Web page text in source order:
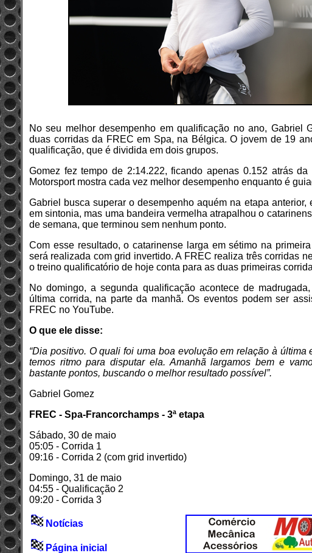
No seu melhor desempenho em qualificação no ano, Gabriel
duas corridas da FREC em Spa, na Bélgica. O jovem de 19
qualificação, que é dividida em dois grupos.
Gomez fez tempo de 2:14.222, ficando apenas 0.152 atrás
Motorsport mostra cada vez melhor desempenho enquanto é
Gabriel busca superar o desempenho aquém na etapa
em sintonia, mas uma bandeira vermelha atrapalhou o
de semana, que terminou sem nenhum ponto.
Com esse resultado, o catarinense larga em sétimo na
será realizada com grid invertido. A FREC realiza três corridas
o treino qualificatório de hoje conta para as duas primeiras
No domingo, a segunda qualificação acontece de
última corrida, na parte da manhã. Os eventos podem ser
FREC no YouTube.
O que ele disse:
“Dia positivo. O quali foi uma boa evolução em relação à
temos ritmo para disputar ela. Amanhã largamos bem e
bastante pontos, buscando o melhor resultado possível”.
Gabriel Gomez
FREC - Spa-Francorchamps - 3ª etapa
Sábado, 30 de maio
05:05 - Corrida 1
09:16 - Corrida 2 (com grid invertido)
Domingo, 31 de maio
04:55 - Qualificação 2
09:20 - Corrida 3
Notícias
Página inicial